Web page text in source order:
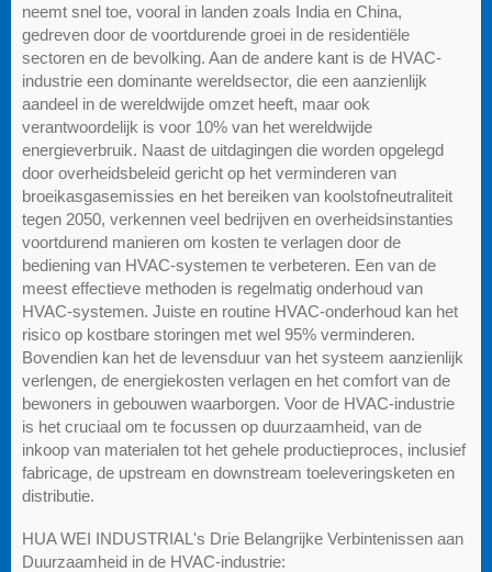
neemt snel toe, vooral in landen zoals India en China,
gedreven door de voortdurende groei in de residentiële
sectoren en de bevolking. Aan de andere kant is de HVAC-
industrie een dominante wereldsector, die een aanzienlijk
aandeel in de wereldwijde omzet heeft, maar ook
verantwoordelijk is voor 10% van het wereldwijde
energieverbruik. Naast de uitdagingen die worden opgelegd
door overheidsbeleid gericht op het verminderen van
broeikasgasemissies en het bereiken van koolstofneutraliteit
tegen 2050, verkennen veel bedrijven en overheidsinstanties
voortdurend manieren om kosten te verlagen door de
bediening van HVAC-systemen te verbeteren. Een van de
meest effectieve methoden is regelmatig onderhoud van
HVAC-systemen. Juiste en routine HVAC-onderhoud kan het
risico op kostbare storingen met wel 95% verminderen.
Bovendien kan het de levensduur van het systeem aanzienlijk
verlengen, de energiekosten verlagen en het comfort van de
bewoners in gebouwen waarborgen. Voor de HVAC-industrie
is het cruciaal om te focussen op duurzaamheid, van de
inkoop van materialen tot het gehele productieproces, inclusief
fabricage, de upstream en downstream toeleveringsketen en
distributie.
HUA WEI INDUSTRIAL's Drie Belangrijke Verbintenissen aan
Duurzaamheid in de HVAC-industrie: